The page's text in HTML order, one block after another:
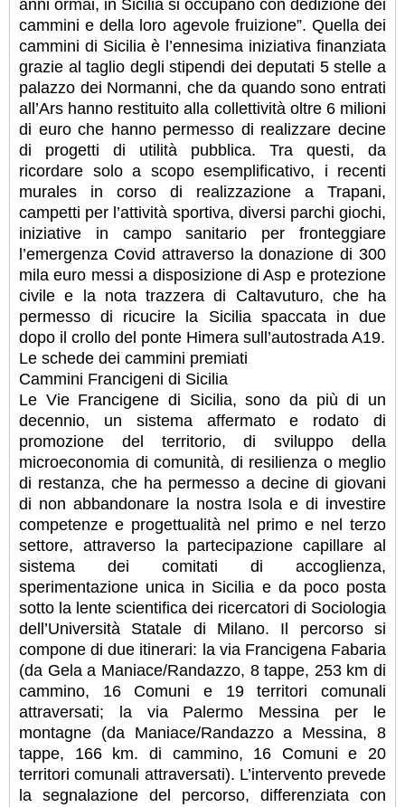
anni ormai, in Sicilia si occupano con dedizione dei
cammini e della loro agevole fruizione”. Quella dei
cammini di Sicilia è l’ennesima iniziativa finanziata
grazie al taglio degli stipendi dei deputati 5 stelle a
palazzo dei Normanni, che da quando sono entrati
all’Ars hanno restituito alla collettività oltre 6 milioni
di euro che hanno permesso di realizzare decine
di progetti di utilità pubblica. Tra questi, da
ricordare solo a scopo esemplificativo, i recenti
murales in corso di realizzazione a Trapani,
campetti per l’attività sportiva, diversi parchi giochi,
iniziative in campo sanitario per fronteggiare
l’emergenza Covid attraverso la donazione di 300
mila euro messi a disposizione di Asp e protezione
civile e la nota trazzera di Caltavuturo, che ha
permesso di ricucire la Sicilia spaccata in due
dopo il crollo del ponte Himera sull’autostrada A19.
Le schede dei cammini premiati
Cammini Francigeni di Sicilia
Le Vie Francigene di Sicilia, sono da più di un
decennio, un sistema affermato e rodato di
promozione del territorio, di sviluppo della
microeconomia di comunità, di resilienza o meglio
di restanza, che ha permesso a decine di giovani
di non abbandonare la nostra Isola e di investire
competenze e progettualità nel primo e nel terzo
settore, attraverso la partecipazione capillare al
sistema dei comitati di accoglienza,
sperimentazione unica in Sicilia e da poco posta
sotto la lente scientifica dei ricercatori di Sociologia
dell’Università Statale di Milano. Il percorso si
compone di due itinerari: la via Francigena Fabaria
(da Gela a Maniace/Randazzo, 8 tappe, 253 km di
cammino, 16 Comuni e 19 territori comunali
attraversati; la via Palermo Messina per le
montagne (da Maniace/Randazzo a Messina, 8
tappe, 166 km. di cammino, 16 Comuni e 20
territori comunali attraversati). L’intervento prevede
la segnalazione del percorso, differenziata con